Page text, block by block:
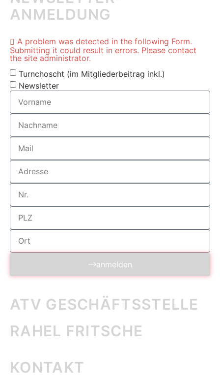
ANMELDUNG
A problem was detected in the following Form.
Submitting it could result in errors. Please contact
the site administrator.
Turnchoscht (im Mitgliederbeitrag inkl.)
Newsletter
anmelden
ATV GESCHÄFTS­STELLE
RAHEL FRITSCHE
KONTAKT